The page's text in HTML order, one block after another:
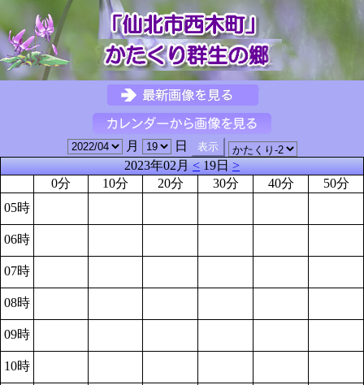
月
日
2023年02月<19日>
0分
10分 20分 30分 40分
50分
05時
06時
07時
08時
09時
10時